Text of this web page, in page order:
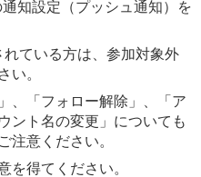
知設定（プッシュ通知）を
ている方は、参加対象外
い。
、「フォロー解除」、「ア
ント名の変更」についても
注意ください。
を得てください。